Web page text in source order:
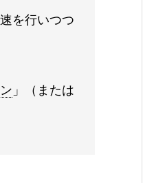
を行いつつ
」（または